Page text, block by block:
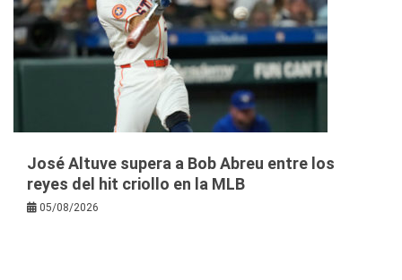
José Altuve supera a Bob Abreu entre los
reyes del hit criollo en la MLB
05/08/2026